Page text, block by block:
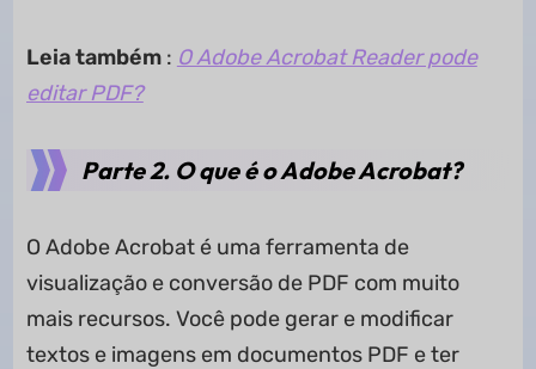
Leia também: O Adobe Acrobat Reader pode
editar PDF?
Parte 2. O que é o Adobe Acrobat?
O Adobe Acrobat é uma ferramenta de
visualização e conversão de PDF com muito
mais recursos. Você pode gerar e modificar
textos e imagens em documentos PDF e ter